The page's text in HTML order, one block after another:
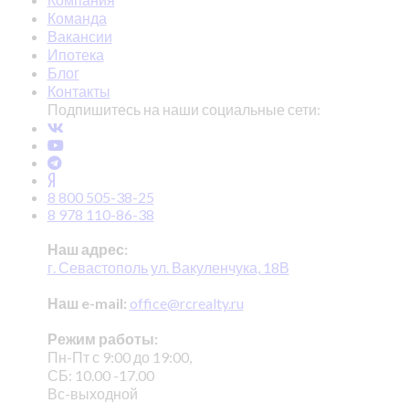
Команда
Вакансии
Ипотека
Блог
Контакты
Подпишитесь на наши социальные сети:
8 800 505-38-25
8 978 110-86-38
Наш адрес:
г. Севастополь ул. Вакуленчука, 18В
Наш e-mail: office@rcrealty.ru
Режим работы:
Пн-Пт с 9:00 до 19:00,
СБ: 10.00 -17.00
Вс-выходной